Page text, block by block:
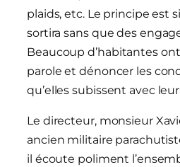
plaids, etc. Le principe est
sortira sans que des
Beaucoup d’habitantes
parole et dénoncer les
qu’elles subissent avec
Le directeur, monsieur
ancien militaire
il écoute poliment